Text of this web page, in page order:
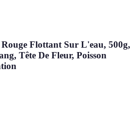
Flottant Sur L'eau, 500g,
Tête De Fleur, Poisson